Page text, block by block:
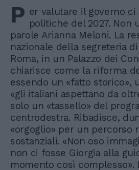
P er valutare il governo ci
politiche del 2027. Non
parole Arianna Meloni. La
nazionale della segreteria
Roma, in un Palazzo dei
chiarisce come la riforma
essendo un «fatto storico»,
«gli italiani aspettano da
solo un «tassello» del
centrodestra. Ribadisce,
«orgoglio» per un percorso
sostanziali. «Non oso
non ci fosse Giorgia alla
momento così complesso».